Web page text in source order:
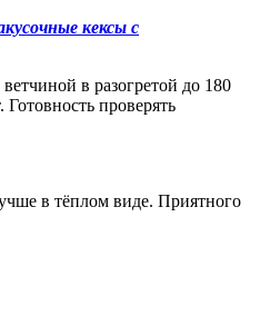
кексы с
в разогретой до 180
проверять
в тёплом виде. Приятного